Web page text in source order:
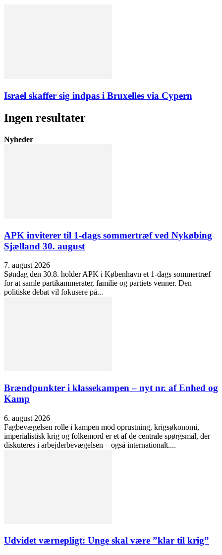
Israel skaffer sig indpas i Bruxelles via Cypern
Ingen resultater
Nyheder
APK inviterer til 1-dags sommertræf ved Nykøbing
Sjælland 30. august
7. august 2026
Søndag den 30.8. holder APK i København et 1-dags sommertræf
for at samle partikammerater, familie og partiets venner. Den
politiske debat vil fokusere på...
Brændpunkter i klassekampen – nyt nr. af Enhed og
Kamp
6. august 2026
Fagbevægelsen rolle i kampen mod oprustning, krigsøkonomi,
imperialistisk krig og folkemord er et af de centrale spørgsmål, der
diskuteres i arbejderbevægelsen – også internationalt....
Udvidet værnepligt: Unge skal være ”klar til krig”